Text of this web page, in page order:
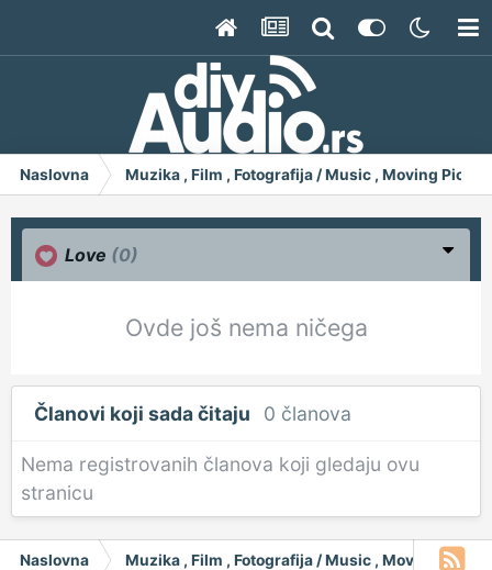
Naslovna Muzika , Film , Fotografija / Music , Moving
Love (0)
Ovde još nema ničega
Članovi koji sada čitaju 0 članova
Nema registrovanih članova koji gledaju ovu
stranicu
Naslovna Muzika , Film , Fotografija / Music , Moving